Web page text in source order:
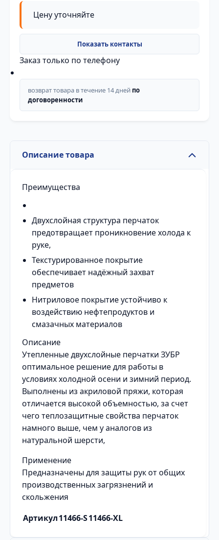
Цену уточняйте
Заказ только по телефону
возврат товара в течение 14 дней по
договоренности
Описание товара
Преимущества
Двухслойная структура перчаток
предотвращает проникновение холода к
руке,
Текстурированное покрытие
обеспечивает надёжный захват
предметов
Нитриловое покрытие устойчиво к
воздействию нефтепродуктов и
смазачных материалов
Описание
Утепленные двухслойные перчатки ЗУБР
оптимальное решение для работы в
условиях холодной осени и зимний период.
Выполнены из акриловой пряжи, которая
отличается высокой объемностью, за счет
чего теплозащитные свойства перчаток
намного выше, чем у аналогов из
натуральной шерсти,
Применение
Предназначены для защиты рук от общих
производственных загрязнений и
скольжения
Артикул11466-S11466-XL